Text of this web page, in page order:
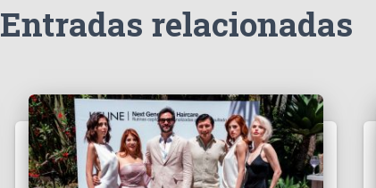
Entradas relacionadas